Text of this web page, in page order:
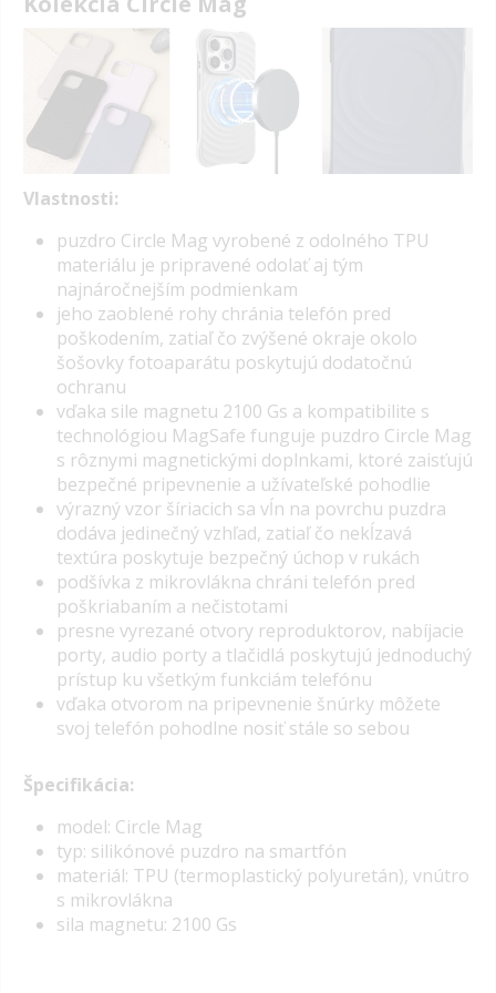
Vlastnosti:
puzdro Circle Mag vyrobené z odolného TPU
materiálu je pripravené odolať aj tým
najnáročnejším podmienkam
jeho zaoblené rohy chránia telefón pred
poškodením, zatiaľ čo zvýšené okraje okolo
šošovky fotoaparátu poskytujú dodatočnú
ochranu
vďaka sile magnetu 2100 Gs a kompatibilite s
technológiou MagSafe funguje puzdro Circle Mag
s rôznymi magnetickými doplnkami, ktoré zaisťujú
bezpečné pripevnenie a užívateľské pohodlie
výrazný vzor šíriacich sa vĺn na povrchu puzdra
dodáva jedinečný vzhľad, zatiaľ čo nekĺzavá
textúra poskytuje bezpečný úchop v rukách
podšívka z mikrovlákna chráni telefón pred
poškriabaním a nečistotami
presne vyrezané otvory reproduktorov, nabíjacie
porty, audio porty a tlačidlá poskytujú jednoduchý
prístup ku všetkým funkciám telefónu
vďaka otvorom na pripevnenie šnúrky môžete
svoj telefón pohodlne nosiť stále so sebou
Špecifikácia:
model: Circle Mag
typ: silikónové puzdro na smartfón
materiál: TPU (termoplastický polyuretán), vnútro
s mikrovlákna
sila magnetu: 2100 Gs